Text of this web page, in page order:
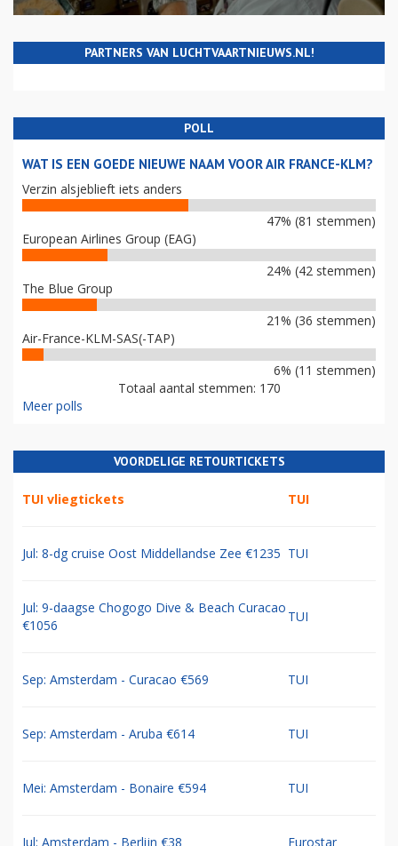
PARTNERS VAN LUCHTVAARTNIEUWS.NL!
POLL
WAT IS EEN GOEDE NIEUWE NAAM VOOR AIR FRANCE-KLM?
Verzin alsjeblieft iets anders
47% (81 stemmen)
European Airlines Group (EAG)
24% (42 stemmen)
The Blue Group
21% (36 stemmen)
Air-France-KLM-SAS(-TAP)
6% (11 stemmen)
Totaal aantal stemmen: 170
Meer polls
VOORDELIGE RETOURTICKETS
TUI vliegtickets TUI
Jul: 8-dg cruise Oost Middellandse Zee €1235 TUI
Jul: 9-daagse Chogogo Dive & Beach Curacao
€1056
TUI
Sep: Amsterdam - Curacao €569 TUI
Sep: Amsterdam - Aruba €614 TUI
Mei: Amsterdam - Bonaire €594 TUI
Jul: Amsterdam - Berlijn €38 Eurostar